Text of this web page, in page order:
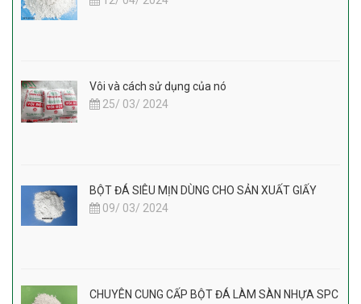
Vôi và cách sử dụng của nó
25/ 03/ 2024
BỘT ĐÁ SIÊU MỊN DÙNG CHO SẢN XUẤT GIẤY
09/ 03/ 2024
CHUYÊN CUNG CẤP BỘT ĐÁ LÀM SÀN NHỰA SPC